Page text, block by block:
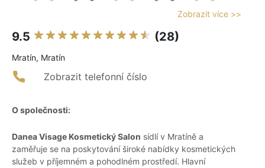
Zobrazit více >>
9.5 (28)
Mratín, Mratín
Zobrazit telefonní číslo
O společnosti:
Danea Visage Kosmetický Salon sídlí v Mratíně a
zaměřuje se na poskytování široké nabídky kosmetických
služeb v příjemném a pohodlném prostředí. Hlavní